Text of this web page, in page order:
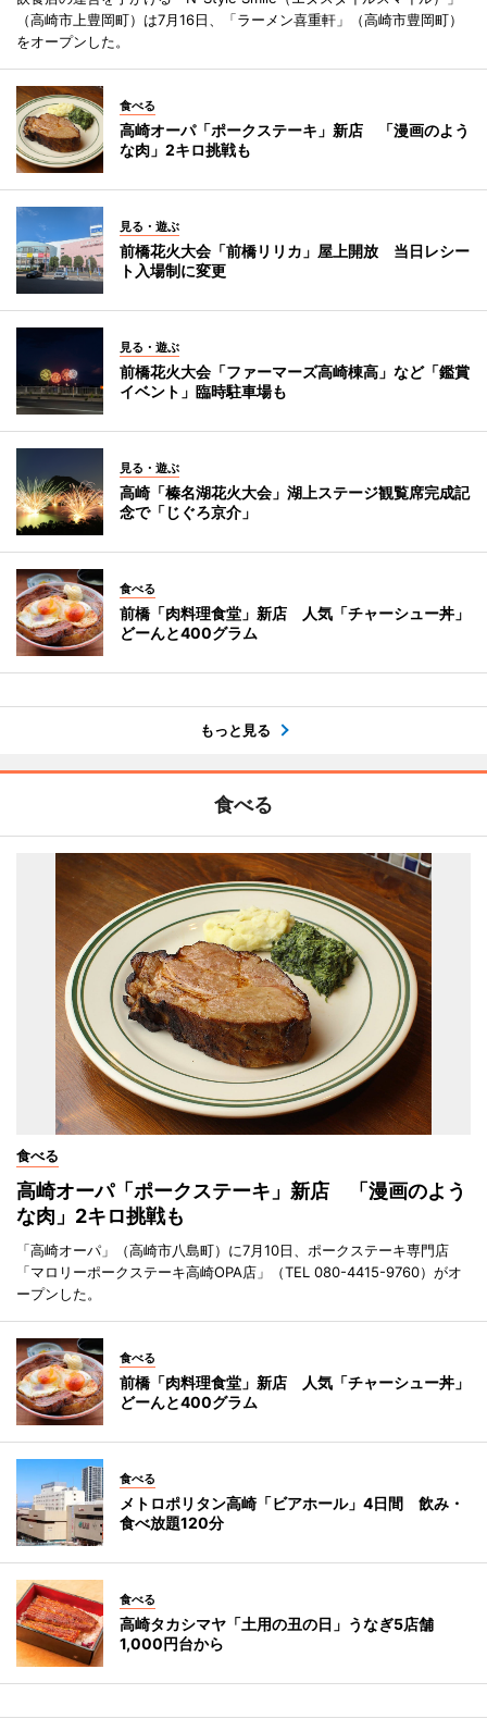
（高崎市上豊岡町）は7月16日、「ラーメン喜重軒」（高崎市豊岡町）
をオープンした。
食べる
高崎オーパ「ポークステーキ」新店 「漫画のよう
な肉」2キロ挑戦も
見る・遊ぶ
前橋花火大会「前橋リリカ」屋上開放 当日レシー
ト入場制に変更
見る・遊ぶ
前橋花火大会「ファーマーズ高崎棟高」など「鑑賞
イベント」臨時駐車場も
見る・遊ぶ
高崎「榛名湖花火大会」湖上ステージ観覧席完成記
念で「じぐろ京介」
食べる
前橋「肉料理食堂」新店 人気「チャーシュー丼」
どーんと400グラム
もっと見る
食べる
食べる
高崎オーパ「ポークステーキ」新店 「漫画のよう
な肉」2キロ挑戦も
「高崎オーパ」（高崎市八島町）に7月10日、ポークステーキ専門店
「マロリーポークステーキ高崎OPA店」（TEL 080-4415-9760）がオ
ープンした。
食べる
前橋「肉料理食堂」新店 人気「チャーシュー丼」
どーんと400グラム
食べる
メトロポリタン高崎「ビアホール」4日間 飲み・
食べ放題120分
食べる
高崎タカシマヤ「土用の丑の日」うなぎ5店舗
1,000円台から